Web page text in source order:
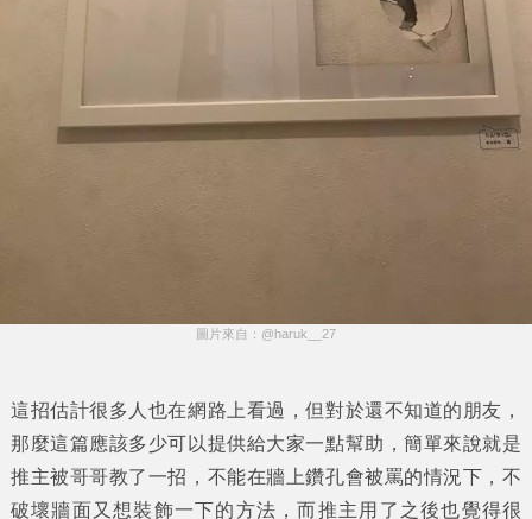
圖片來自：@haruk__27
這招估計很多人也在網路上看過，但對於還不知道的朋友，
那麼這篇應該多少可以提供給大家一點幫助，簡單來說就是
推主被哥哥教了一招，不能在牆上鑽孔會被罵的情況下，不
破壞牆面又想裝飾一下的方法，而推主用了之後也覺得很